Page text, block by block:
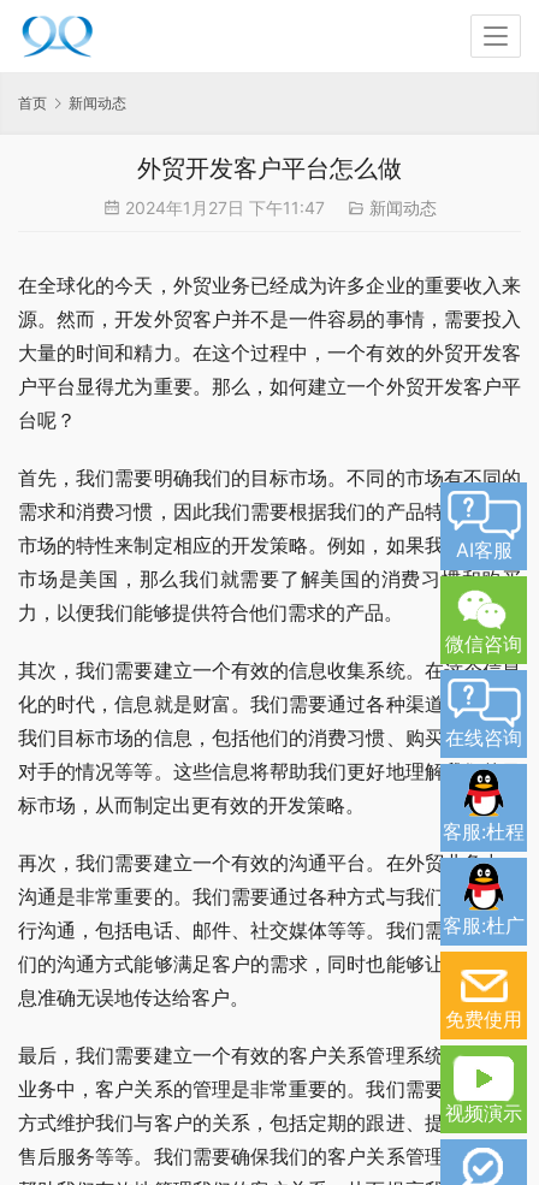
首页 新闻动态
外贸开发客户平台怎么做
2024年1月27日 下午11:47 新闻动态
在全球化的今天，外贸业务已经成为许多企业的重要收入来
源。然而，开发外贸客户并不是一件容易的事情，需要投入
大量的时间和精力。在这个过程中，一个有效的外贸开发客
户平台显得尤为重要。那么，如何建立一个外贸开发客户平
台呢？
首先，我们需要明确我们的目标市场。不同的市场有不同的
需求和消费习惯，因此我们需要根据我们的产品特性和目标
市场的特性来制定相应的开发策略。例如，如果我们的目标
市场是美国，那么我们就需要了解美国的消费习惯和购买
力，以便我们能够提供符合他们需求的产品。
其次，我们需要建立一个有效的信息收集系统。在这个信息
化的时代，信息就是财富。我们需要通过各种渠道收集关于
我们目标市场的信息，包括他们的消费习惯、购买力、竞争
对手的情况等等。这些信息将帮助我们更好地理解我们的目
标市场，从而制定出更有效的开发策略。
再次，我们需要建立一个有效的沟通平台。在外贸业务中，
沟通是非常重要的。我们需要通过各种方式与我们的客户进
行沟通，包括电话、邮件、社交媒体等等。我们需要确保我
们的沟通方式能够满足客户的需求，同时也能够让我们的信
息准确无误地传达给客户。
最后，我们需要建立一个有效的客户关系管理系统。在外贸
业务中，客户关系的管理是非常重要的。我们需要通过各种
方式维护我们与客户的关系，包括定期的跟进、提供优质的
售后服务等等。我们需要确保我们的客户关系管理系统能够
AI客服
微信咨询
在线咨询
客服:杜程
客服:杜广
免费使用
视频演示